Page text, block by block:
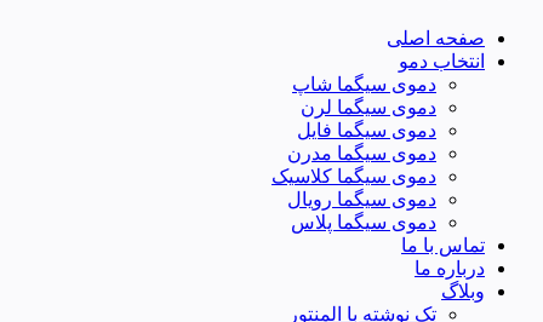
صفحه اصلی
انتخاب دمو
دموی سیگما شاپ
دموی سیگما لرن
دموی سیگما فایل
دموی سیگما مدرن
دموی سیگما کلاسیک
دموی سیگما رویال
دموی سیگما پلاس
تماس با ما
درباره ما
وبلاگ
تک نوشته با المنتور